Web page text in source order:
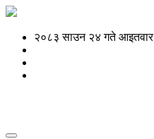
२०८३ साउन २४ गते आइतवार